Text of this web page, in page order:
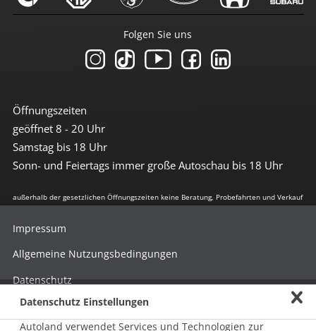
Öffnungszeiten
geöffnet 8 - 20 Uhr
Samstag bis 18 Uhr
Sonn- und Feiertags immer große Autoschau bis 18 Uhr
Folgen Sie uns
außerhalb der gesetzlichen Öffnungszeiten keine Beratung, Probefahrten und Verkauf
Impressum
Allgemeine Nutzungsbedingungen
Datenschutz
Hinweisgebersystem nach HinSchG
Datenschutz Einstellungen
Autoland verwendet Services und Technologien zur